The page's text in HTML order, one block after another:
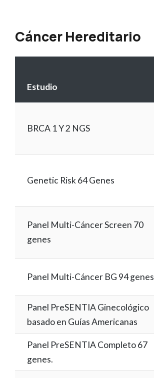
Cáncer Hereditario
Estudio
BRCA 1 Y 2 NGS
Genetic Risk 64 Genes
Panel Multi-Cáncer Screen 70
genes
Panel Multi-Cáncer BG 94 genes
Panel PreSENTIA Ginecológico
basado en Guías Americanas
Panel PreSENTIA Completo 67
genes.